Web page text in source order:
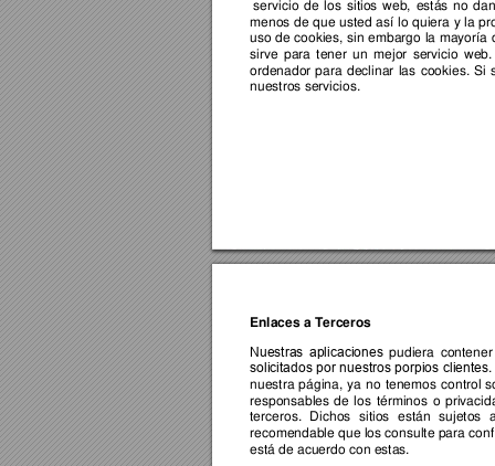
servicio de los sitios web, estás no
menos de que usted así lo quiera y la
uso de cookies, sin embargo la mayoría
sirve para tener un mejor servicio web.
ordenador para declinar las cookies. Si
nuestros servicios.
Enlaces a Terceros
Nuestras aplicaciones pudiera contener
solicitados por nuestros porpios clientes.
nuestra página, ya no tenemos control
responsables de los términos o
terceros. Dichos sitios están sujetos
recomendable que los consulte para
está de acuerdo con estas.